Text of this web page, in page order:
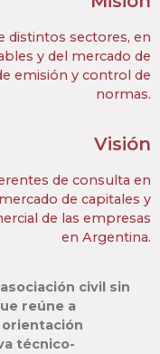
distintos sectores, en
y del mercado de
emisión y control de
normas.
Visión
de consulta en
de capitales y
de las empresas
en Argentina.
civil sin
reúne a
técnico-